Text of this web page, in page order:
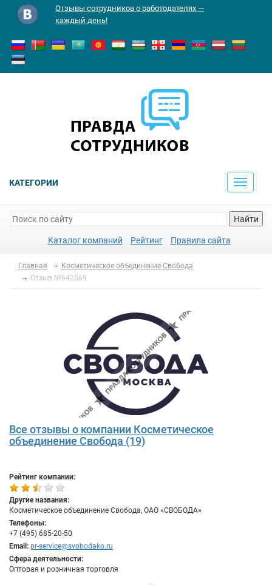
Отзывы сотрудников о работодателях —
каждый день!
КАТЕГОРИИ
Toggle
Найти
Каталог компаний Рейтинг Правила сайта
Главная
Косметическое объединение Свобода
Отзыв №642569
Все отзывы о компании Косметическое
объединение Свобода (19)
Рейтинг компании:
Другие названия:
Косметическое объединение Свобода, ОАО «СВОБОДА»
Телефоны:
+7 (495) 685-20-50
Email: pr-service@svobodako.ru
Сфера деятельности:
Оптовая и розничная торговля